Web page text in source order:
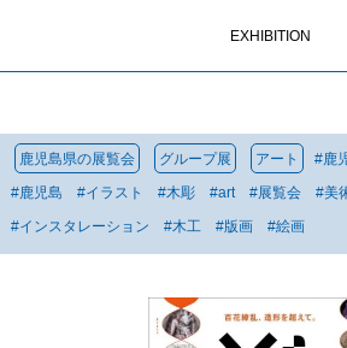
EXHIBITION
鹿児島県の展覧会 グループ展 アート #鹿
#鹿児島 #イラスト #木彫 #art #展覧会 #美
#インスタレーション #木工 #版画 #絵画